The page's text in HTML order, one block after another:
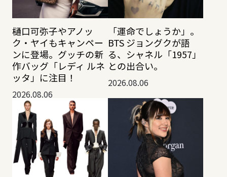
樋口可弥子やアノッ
ク・ヤイもキャンペー
ンに登場。グッチの新
作バッグ「レディ ルネ
ッタ」に注目！
2026.08.06
「運命でしょうか」。
BTS ジョングクが語
る、シャネル「1957」
との出合い。
2026.08.06